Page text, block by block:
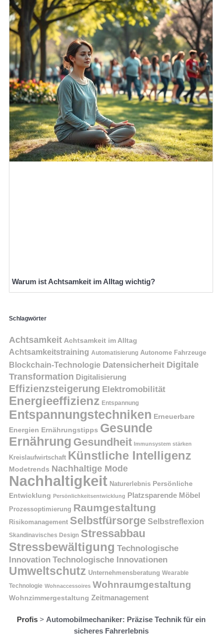
Warum ist Achtsamkeit im Alltag wichtig?
Schlagwörter
Achtsamkeit Achtsamkeit im Alltag
Achtsamkeitstraining Automatisierung Autonome Fahrzeuge
Blockchain-Technologie Datensicherheit Digitale
Transformation Digitalisierung
Effizienzsteigerung Elektromobilität
Energieeffizienz Entspannung
Entspannungstechniken Erneuerbare
Energien Ernährungstipps Gesunde
Ernährung Gesundheit Immunsystem stärken
Kreislaufwirtschaft Künstliche Intelligenz
Modetrends Nachhaltige Mode
Nachhaltigkeit Naturerlebnis Persönliche
Entwicklung Persönlichkeitsentwicklung Platzsparende Möbel
Prozessoptimierung Raumgestaltung
Risikomanagement Selbstfürsorge Selbstreflexion
Skandinavisches Design Stressabbau
Stressbewältigung Technologische
Innovation Technologische Innovationen
Umweltschutz Unternehmensberatung Wearable
Technologie Wohnaccessoires Wohnraumgestaltung
Wohnzimmergestaltung Zeitmanagement
Profis> Automobilmechaniker: Präzise Technik für ein
sicheres Fahrerlebnis